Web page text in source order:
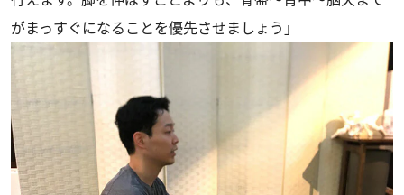
がまっすぐになることを優先させましょう」